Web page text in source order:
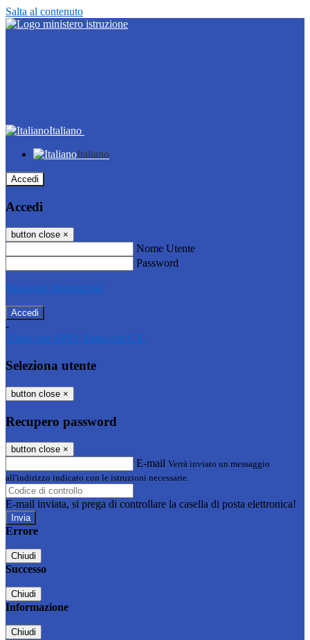
Salta al contenuto
Italiano
Italiano
Accedi
Accedi
button close ×
Nome Utente
Password
Password dimenticata?
-
Entra con SPID Entra con CIE
Seleziona utente
button close ×
Recupero password
button close ×
E-mail Verrà inviato un messaggio
all'indirizzo indicato con le istruzioni necessarie.
E-mail inviata, si prega di controllare la casella di posta elettronica!
Errore
Chiudi
Successo
Chiudi
Informazione
Chiudi